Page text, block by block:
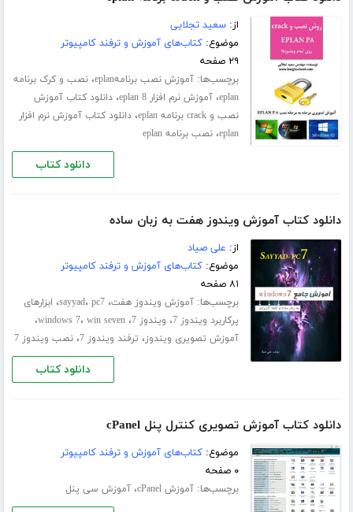
از:سعید تجلایی
موضوع:کتاب‌های آموزش و ترفند کامپیوتر
۲۹ صفحه
برچسب‌ها:آموزش نصب برنامهeplan ،نصب و کرک برنامه
eplan،آموزش نرم افزار eplan 8 ،دانلود کتاب آموزش
نصب و crack برنامه eplan
،دانلود کتاب آموزش نرم افزار
eplan،نصب برنامه eplan
دانلود کتاب
دانلود کتاب آموزش ویندوز هفت به زبان ساده
از: علی صیاد
موضوع:کتاب‌های آموزش و ترفند کامپیوتر
۸۱ صفحه
برچسب‌ها:آموزش ویندوز هفت، sayyad، pc7 ، ابزارهای
پرکاربرد ویندوز 7 ، ویندوز 7 ، windows 7، win seven ،
آموزش تصویری ویندوز، ترفند ویندوز 7 ،نصب ویندوز 7
دانلود کتاب
دانلود کتاب آموزش تصویری کنترل پنل cPanel
موضوع:کتاب‌های آموزش و ترفند کامپیوتر
۰ صفحه
برچسب‌ها:آموزش cPanel ،آموزش سی پنل